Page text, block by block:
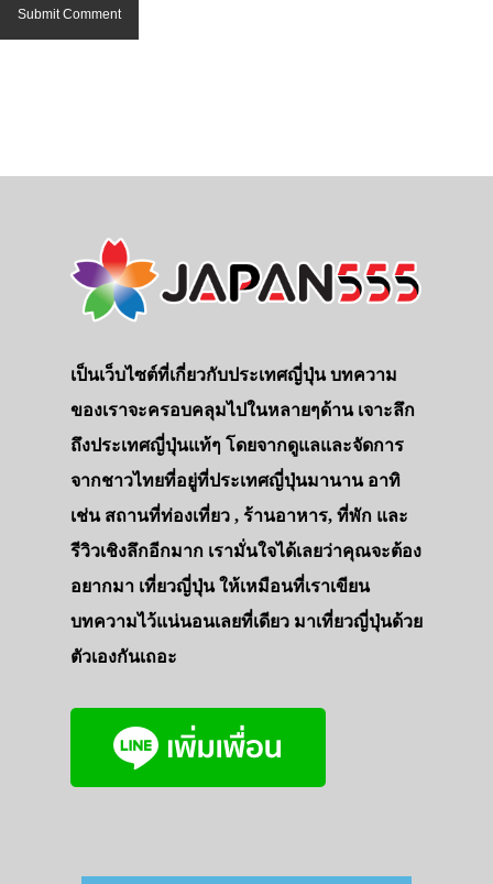
เป็นเว็บไซต์ที่เกี่ยวกับประเทศญี่ปุ่น บทความ
ของเราจะครอบคลุมไปในหลายๆด้าน เจาะลึก
ถึงประเทศญี่ปุ่นแท้ๆ โดยจากดูแลและจัดการ
จากชาวไทยที่อยู่ที่ประเทศญี่ปุ่นมานาน อาทิ
เช่น สถานที่ท่องเที่ยว , ร้านอาหาร, ที่พัก และ
รีวิวเชิงลึกอีกมาก เรามั่นใจได้เลยว่าคุณจะต้อง
อยากมา เที่ยวญี่ปุ่น ให้เหมือนที่เราเขียน
บทความไว้แน่นอนเลยที่เดียว มาเที่ยวญี่ปุ่นด้วย
ตัวเองกันเถอะ